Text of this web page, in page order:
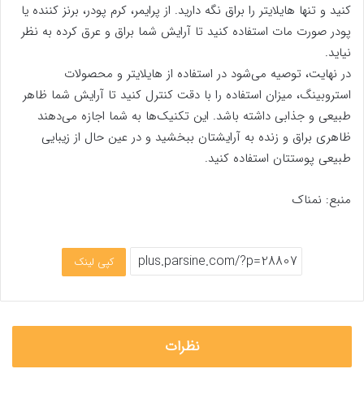
کنید و تنها هایلایتر را براق نگه دارید. از پرایمر، کرم پودر، برنز کننده یا
پودر صورت مات استفاده کنید تا آرایش شما براق و عرق کرده به نظر
نیاید.
در نهایت، توصیه می‌شود در استفاده از هایلایتر و محصولات
استروبینگ، میزان استفاده را با دقت کنترل کنید تا آرایش شما ظاهر
طبیعی و جذابی داشته باشد. این تکنیک‌ها به شما اجازه می‌دهند
ظاهری براق و زنده به آرایشتان ببخشید و در عین حال از زیبایی
طبیعی پوستتان استفاده کنید.
منبع: نمناک
کپی لینک
نظرات